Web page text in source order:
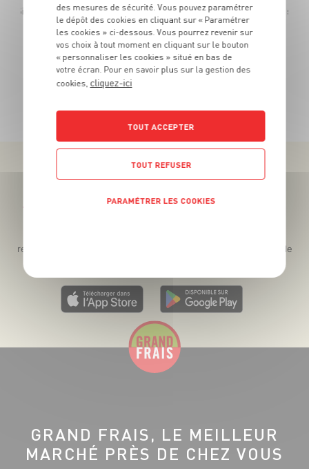
- Si acheté en lot de 2 - soit 1€60 le lot de 2 ou 0€90 la pièce achetée seule
Téléchargez l’App pour profiter d’offres exclusives !
recettes gourmandes, des jeux inédits... le tout dans une seule
GRAND FRAIS, LE MEILLEUR
MARCHÉ PRÈS DE CHEZ VOUS
des mesures de sécurité. Vous pouvez paramétrer
le dépôt des cookies en cliquant sur « Paramétrer
les cookies » ci-dessous. Vous pourrez revenir sur
vos choix à tout moment en cliquant sur le bouton
« personnaliser les cookies » situé en bas de
votre écran. Pour en savoir plus sur la gestion des
cookies, cliquez-ici
TOUT ACCEPTER
TOUT REFUSER
PARAMÉTRER LES COOKIES